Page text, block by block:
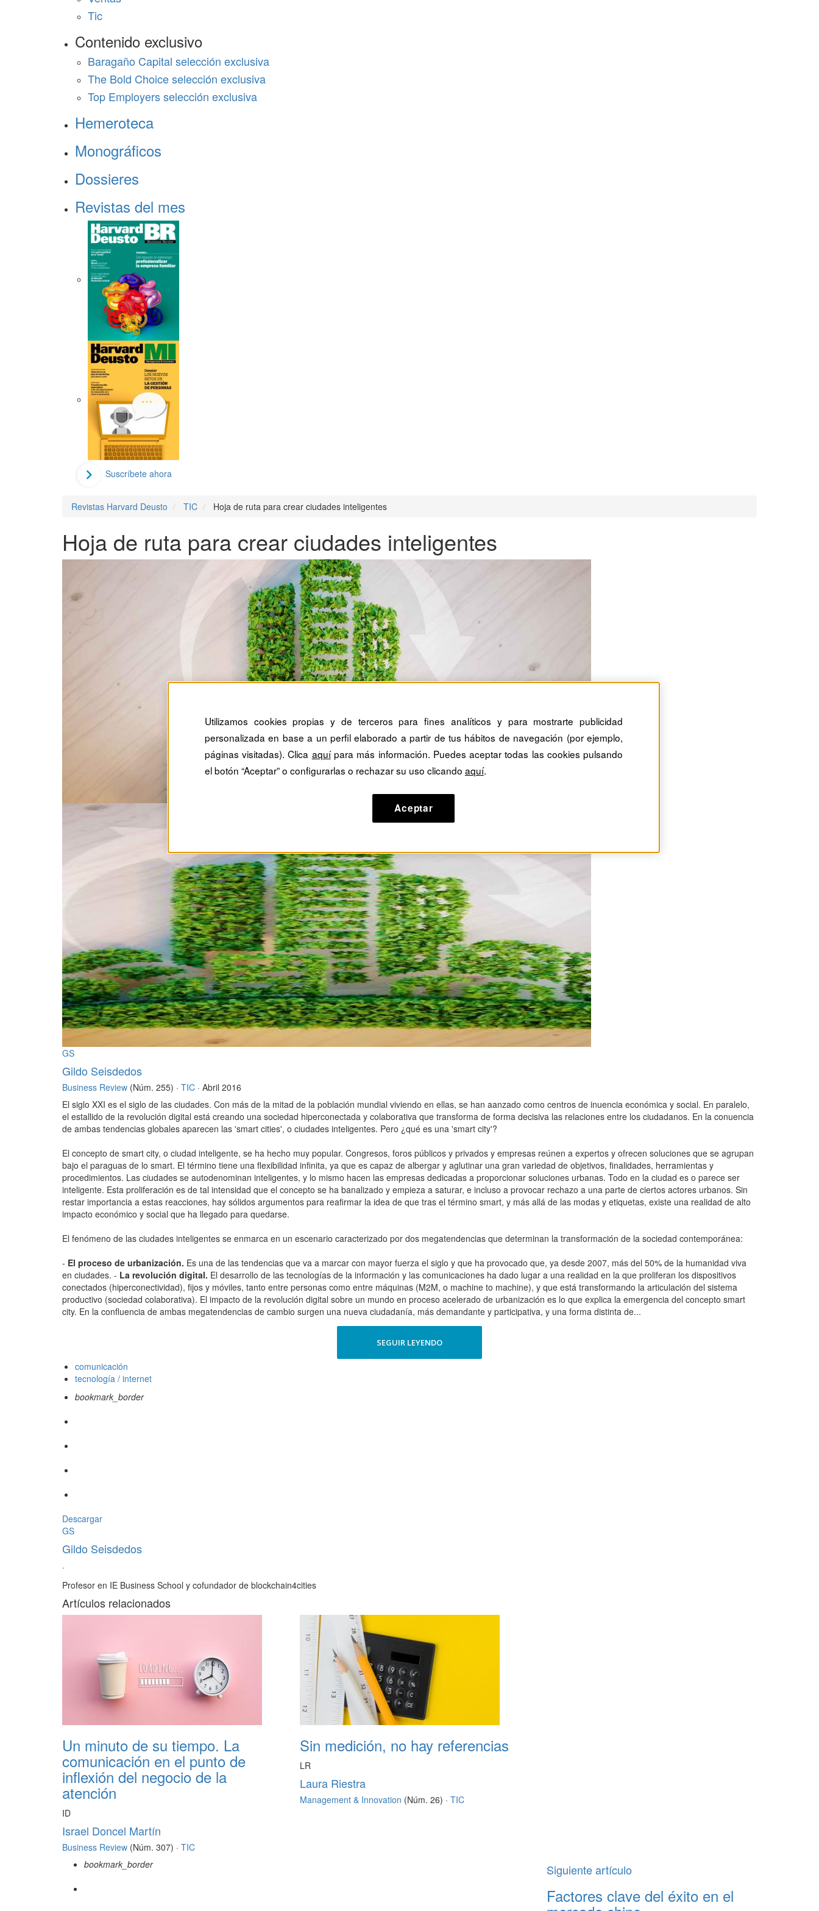
Tic
Contenido exclusivo
Baragaño Capital selección exclusiva
The Bold Choice selección exclusiva
Top Employers selección exclusiva
Hemeroteca
Monográficos
Dossieres
Revistas del mes
Suscríbete ahora
Revistas Harvard Deusto TIC Hoja de ruta para crear ciudades inteligentes
Hoja de ruta para crear ciudades inteligentes
GS
Gildo Seisdedos
Business Review (Núm. 255) · TIC · Abril 2016
El siglo XXI es el siglo de las ciudades. Con más de la mitad de la población mundial viviendo en ellas, se han aanzado como centros de inuencia económica y social. En paralelo,
el estallido de la revolución digital está creando una sociedad hiperconectada y colaborativa que transforma de forma decisiva las relaciones entre los ciudadanos. En la conuencia
de ambas tendencias globales aparecen las 'smart cities', o ciudades inteligentes. Pero ¿qué es una 'smart city'?
El concepto de smart city, o ciudad inteligente, se ha hecho muy popular. Congresos, foros públicos y privados y empresas reúnen a expertos y ofrecen soluciones que se agrupan
bajo el paraguas de lo smart. El término tiene una flexibilidad infinita, ya que es capaz de albergar y aglutinar una gran variedad de objetivos, finalidades, herramientas y
procedimientos. Las ciudades se autodenominan inteligentes, y lo mismo hacen las empresas dedicadas a proporcionar soluciones urbanas. Todo en la ciudad es o parece ser
inteligente. Esta proliferación es de tal intensidad que el concepto se ha banalizado y empieza a saturar, e incluso a provocar rechazo a una parte de ciertos actores urbanos. Sin
restar importancia a estas reacciones, hay sólidos argumentos para reafirmar la idea de que tras el término smart, y más allá de las modas y etiquetas, existe una realidad de alto
impacto económico y social que ha llegado para quedarse.
El fenómeno de las ciudades inteligentes se enmarca en un escenario caracterizado por dos megatendencias que determinan la transformación de la sociedad contemporánea:
- El proceso de urbanización. Es una de las tendencias que va a marcar con mayor fuerza el siglo y que ha provocado que, ya desde 2007, más del 50% de la humanidad viva
en ciudades. - La revolución digital. El desarrollo de las tecnologías de la información y las comunicaciones ha dado lugar a una realidad en la que proliferan los dispositivos
conectados (hiperconectividad), fijos y móviles, tanto entre personas como entre máquinas (M2M, o machine to machine), y que está transformando la articulación del sistema
productivo (sociedad colaborativa). El impacto de la revolución digital sobre un mundo en proceso acelerado de urbanización es lo que explica la emergencia del concepto smart
city. En la confluencia de ambas megatendencias de cambio surgen una nueva ciudadanía, más demandante y participativa, y una forma distinta de...
SEGUIR LEYENDO
comunicación
tecnología / internet
bookmark_border
Descargar
GS
Gildo Seisdedos
·
Profesor en IE Business School y cofundador de blockchain4cities
Artículos relacionados
Un minuto de su tiempo. La
comunicación en el punto de
inflexión del negocio de la
atención
ID
Israel Doncel Martín
Business Review (Núm. 307) · TIC
Sin medición, no hay referencias
LR
Laura Riestra
Management & Innovation (Núm. 26) · TIC
bookmark_border Siguiente artículo
Factores clave del éxito en el
Utilizamos cookies propias y de terceros para fines analíticos y para mostrarte publicidad
personalizada en base a un perfil elaborado a partir de tus hábitos de navegación (por ejemplo,
páginas visitadas). Clica aquípara más información. Puedes aceptar todas las cookies pulsando
el botón “Aceptar” o configurarlas o rechazar su uso clicando aquí.
Aceptar